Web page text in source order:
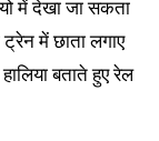
में देखा जा सकता
में छाता लगाए
बताते हुए रेल